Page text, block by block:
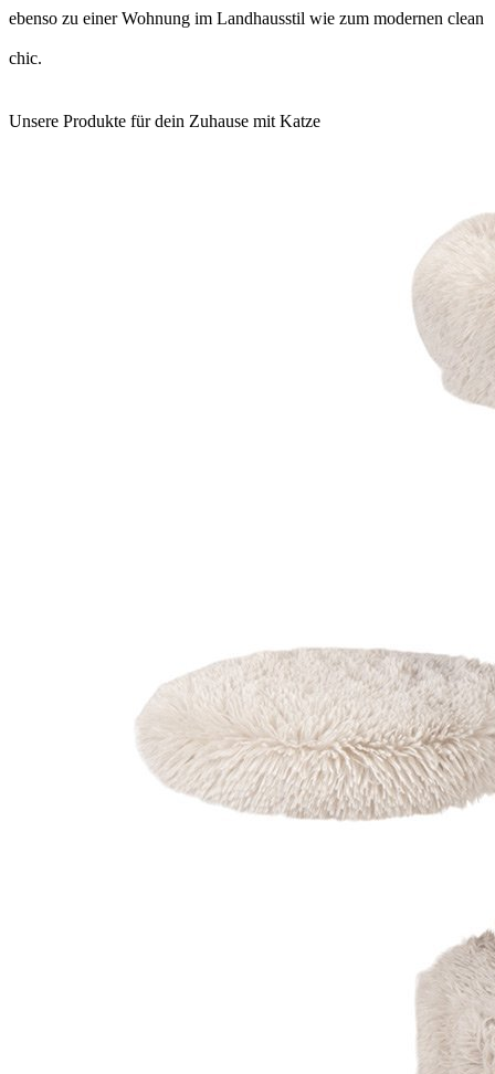
ebenso zu einer Wohnung im Landhausstil wie zum modernen clean
chic.
Unsere Produkte für dein Zuhause mit Katze